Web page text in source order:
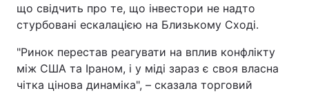
що свідчить про те, що інвестори не надто
стурбовані ескалацією на Близькому Сході.
"Ринок перестав реагувати на вплив конфлікту
між США та Іраном, і у міді зараз є своя власна
чітка цінова динаміка", – сказала торговий